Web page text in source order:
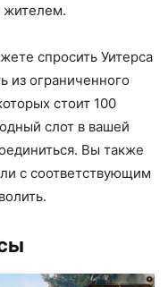
жителем.
спросить Уитерса
из ограниченного
стоит 100
слот в вашей
Вы также
с соответствующим